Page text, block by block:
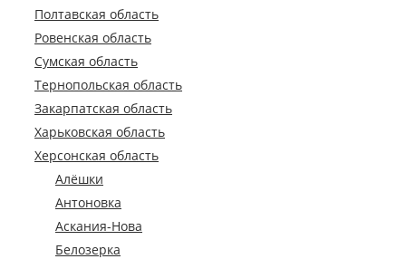
Полтавская область
Ровенская область
Сумская область
Тернопольская область
Закарпатская область
Харьковская область
Херсонская область
Алёшки
Антоновка
Аскания-Нова
Белозерка